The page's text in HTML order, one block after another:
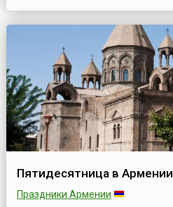
организации «Общероссий...
Пятидесятница в Армении
Праздники Армении